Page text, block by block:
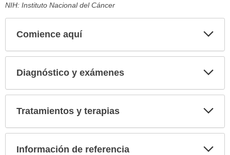
NIH: Instituto Nacional del Cáncer
Comience aquí
Diagnóstico y exámenes
Tratamientos y terapias
Información de referencia